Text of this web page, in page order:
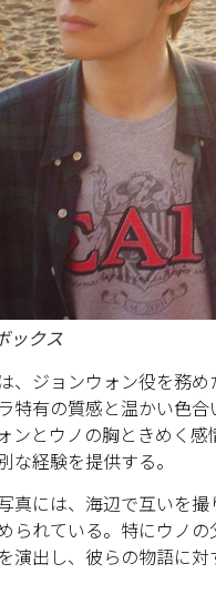
ックス
、ジョンウォン役を務
特有の質感と温かい色
ンとウノの胸ときめく
な経験を提供する。
真には、海辺で互いを
られている。特にウノ
演出し、彼らの物語に対